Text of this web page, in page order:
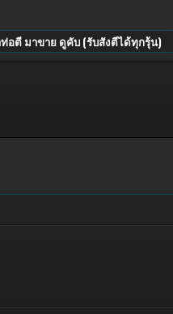
ท่อตี มาขาย ดูคับ (รับสังตีได้ทุกรุ้น)